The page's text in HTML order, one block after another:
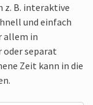
z. B. interaktive
und einfach
allem in
separat
Zeit kann in die